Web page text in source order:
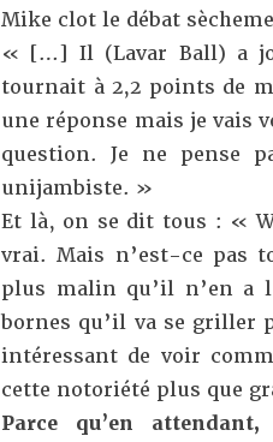
Mike clot le débat
« […] Il (Lavar Ball) a
tournait à 2,2 points de
une réponse mais je vais
question. Je ne pense
unijambiste. »
Et là, on se dit tous : «
vrai. Mais n’est-ce pas
plus malin qu’il n’en a
bornes qu’il va se griller
intéressant de voir
cette notoriété plus que
Parce qu’en